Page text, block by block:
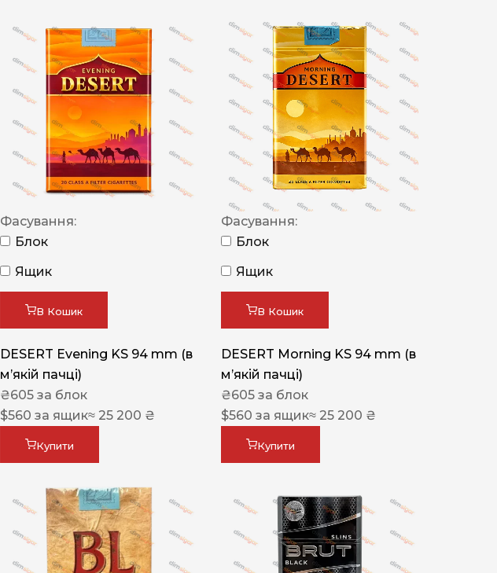
Фасування:
Блок
Ящик
В Кошик
DESERT Evening KS 94 mm (в
мʼякій пачці)
₴605 за блок
$560 за ящик≈ 25 200 ₴
Купити
Фасування:
Блок
Ящик
В Кошик
DESERT Morning KS 94 mm (в
мʼякій пачці)
₴605 за блок
$560 за ящик≈ 25 200 ₴
Купити